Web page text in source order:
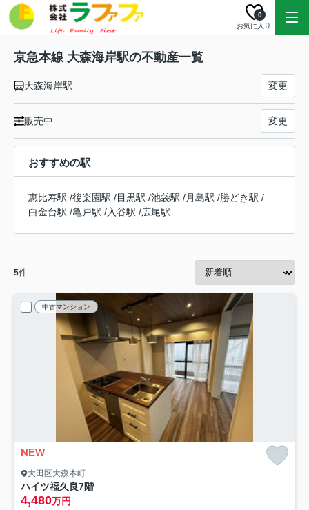
お気に入り
0
京急本線 大森海岸駅の不動産一覧
大森海岸駅 変更
販売中 変更
おすすめの駅
恵比寿駅 /後楽園駅 /目黒駅 /池袋駅 /月島駅 /勝どき駅 /
白金台駅 /亀戸駅 /入谷駅 /広尾駅
5件
中古マンション
NEW
大田区大森本町
ハイツ福久良7階
4,480万円